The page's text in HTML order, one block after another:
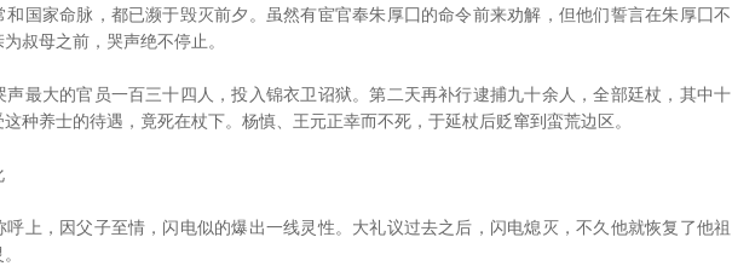
和国家命脉，都已濒于毁灭前夕。虽然有宦官奉朱厚囗的命令前来劝解，但他们誓言在朱厚囗不
叔母之前，哭声绝不停止。
大的官员一百三十四人，投入锦衣卫诏狱。第二天再补行逮捕九十余人，全部廷杖，其中十
种养士的待遇，竟死在杖下。杨慎、王元正幸而不死，于延杖后贬窜到蛮荒边区。
，因父子至情，闪电似的爆出一线灵性。大礼议过去之后，闪电熄灭，不久他就恢复了他祖